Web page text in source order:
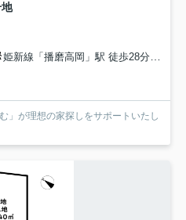
姫新線「播磨高岡」駅 徒歩28分
」が理想の家探しをサポートいたし